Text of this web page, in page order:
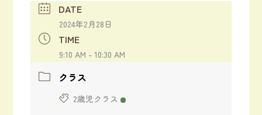
DATE
2024年2月28日
TIME
9:10 AM - 10:30 AM
クラス
2歳児クラス